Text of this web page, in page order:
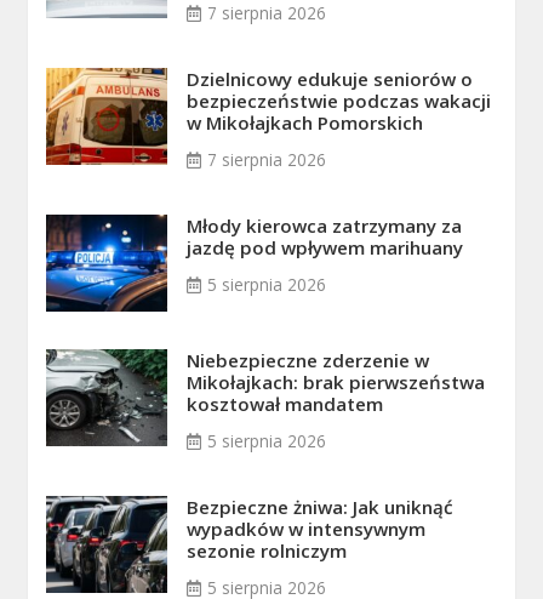
7 sierpnia 2026
Dzielnicowy edukuje seniorów o
bezpieczeństwie podczas wakacji
w Mikołajkach Pomorskich
7 sierpnia 2026
Młody kierowca zatrzymany za
jazdę pod wpływem marihuany
5 sierpnia 2026
Niebezpieczne zderzenie w
Mikołajkach: brak pierwszeństwa
kosztował mandatem
5 sierpnia 2026
Bezpieczne żniwa: Jak uniknąć
wypadków w intensywnym
sezonie rolniczym
5 sierpnia 2026